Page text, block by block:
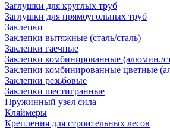
Заглушки для круглых труб
Заглушки для прямоугольных труб
Заклепки
Заклепки вытяжные (сталь/сталь)
Заклепки гаечные
Заклепки комбинированные (алюмин./
Заклепки комбинированные цветные
Заклепки резьбовые
Заклепки шестигранные
Пружинный узел сила
Кляймеры
Крепления для строительных лесов